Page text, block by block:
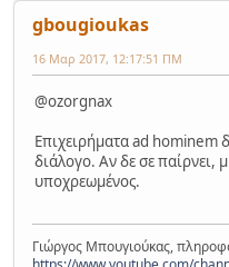
gbougioukas
16 Μαρ 2017, 12:17:51 ΠΜ
@ozorgnax
Επιχειρήματα ad hominem
διάλογο. Αν δε σε παίρνει,
υποχρεωμένος.
Γιώργος Μπουγιούκας,